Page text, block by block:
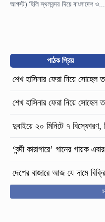
আগস্ট) হিলি স্থলবন্দর দিয়ে বাংলাদেশ ও...
পাঠক প্রিয়
শেখ হাসিনার ফেরা নিয়ে সোহেল
শেখ হাসিনার ফেরা নিয়ে সোহেল
দুবাইয়ে ২০ মিনিটে ৭ বিস্ফোরণ,
‘বন্দী কারাগারে’ গানের গায়ক
দেশের বাজারে আজ যে দামে